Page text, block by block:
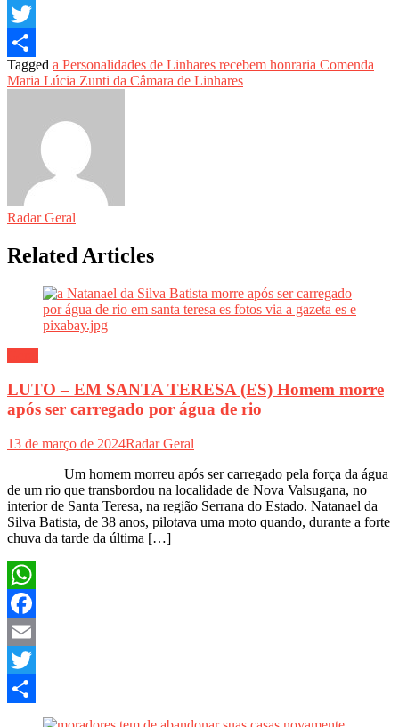
Email
Twitter
Share
Tagged a Personalidades de Linhares recebem honraria Comenda
Maria Lúcia Zunti da Câmara de Linhares
Radar Geral
Related Articles
LUTO – EM SANTA TERESA (ES) Homem morre
após ser carregado por água de rio
13 de março de 2024Radar Geral
Um homem morreu após ser carregado pela força da água
de um rio que transbordou na localidade de Nova Valsugana, no
interior de Santa Teresa, na região Serrana do Estado. Natanael da
Silva Batista, de 38 anos, pilotava uma moto quando, durante a forte
chuva da tarde da última […]
WhatsApp
Facebook
Email
Twitter